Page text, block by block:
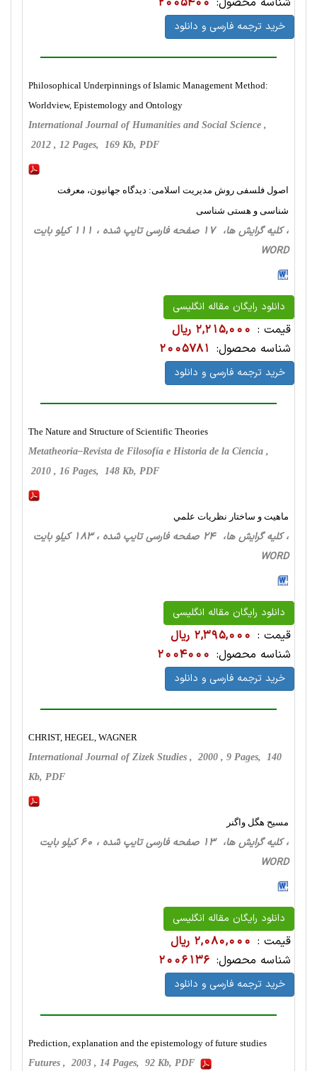
خرید ترجمه فارسی و دانلود
Philosophical Underpinnings of Islamic Management Method:
Worldview, Epistemology and Ontology
International Journal of Humanities and Social Science ,
2012 , 12 Pages, 169 Kb, PDF
اصول فلسفی روش مدیریت اسلامی: دیدگاه جهانیون، معرفت
شناسی و هستی شناسی
، کلیه گرایش ها، 17 صفحه فارسی تایپ شده ، 111 کیلو بایت
WORD
دانلود رایگان مقاله انگلیسی
قیمت : 2,215,000 ریال
شناسه محصول: 2005781
خرید ترجمه فارسی و دانلود
The Nature and Structure of Scientific Theories
Metatheoria–Revista de Filosofía e Historia de la Ciencia ,
2010 , 16 Pages, 148 Kb, PDF
ماهيت و ساختار نظريات علمي
، کلیه گرایش ها، 24 صفحه فارسی تایپ شده ، 183 کیلو بایت
WORD
دانلود رایگان مقاله انگلیسی
قیمت : 2,395,000 ریال
شناسه محصول: 2004000
خرید ترجمه فارسی و دانلود
CHRIST, HEGEL, WAGNER
International Journal of Zizek Studies , 2000 , 9 Pages, 140
Kb, PDF
مسیح هگل واگنر
، کلیه گرایش ها، 13 صفحه فارسی تایپ شده ، 60 کیلو بایت
WORD
دانلود رایگان مقاله انگلیسی
قیمت : 2,080,000 ریال
شناسه محصول: 2006136
خرید ترجمه فارسی و دانلود
Prediction, explanation and the epistemology of future studies
Futures , 2003 , 14 Pages, 92 Kb, PDF